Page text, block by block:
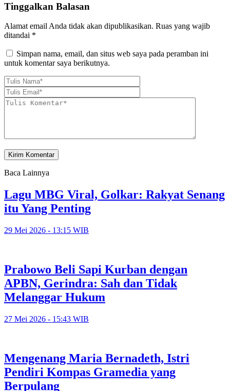
Tinggalkan Balasan
Alamat email Anda tidak akan dipublikasikan. Ruas yang wajib
ditandai *
Simpan nama, email, dan situs web saya pada peramban ini
untuk komentar saya berikutnya.
Baca Lainnya
Lagu MBG Viral, Golkar: Rakyat Senang
itu Yang Penting
29 Mei 2026 - 13:15 WIB
Prabowo Beli Sapi Kurban dengan
APBN, Gerindra: Sah dan Tidak
Melanggar Hukum
27 Mei 2026 - 15:43 WIB
Mengenang Maria Bernadeth, Istri
Pendiri Kompas Gramedia yang
Berpulang